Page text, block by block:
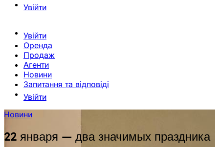
Увійти
Увійти
Оренда
Продаж
Агенти
Новини
Запитання та відповіді
Увійти
Новини
22 января — два значимых праздника